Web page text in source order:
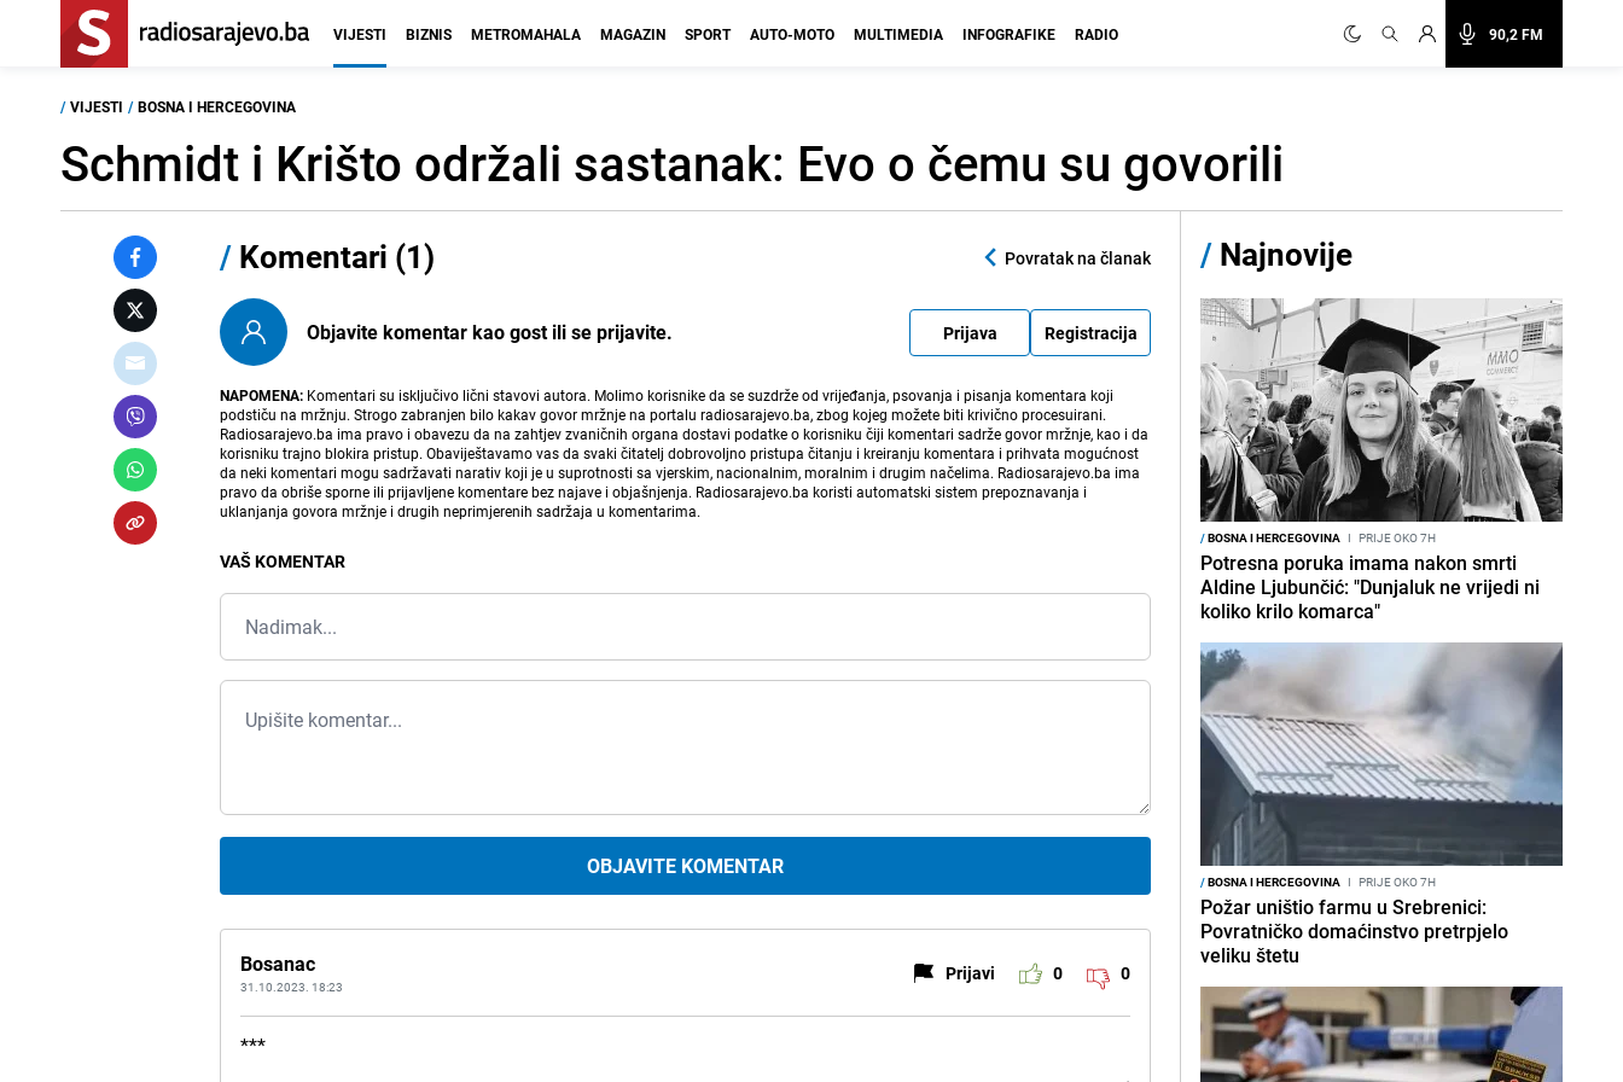
90,2 FM
VIJESTI BIZNIS METROMAHALA MAGAZIN SPORT AUTO-MOTO MULTIMEDIA INFOGRAFIKE RADIO
/ VIJESTI / BOSNA I HERCEGOVINA
Schmidt i Krišto održali sastanak: Evo o čemu su govorili
/ Komentari (1) Povratak na članak
Objavite komentar kao gost ili se prijavite. Prijava Registracija
NAPOMENA: Komentari su isključivo lični stavovi autora. Molimo korisnike da se suzdrže od vrijeđanja, psovanja i pisanja komentara koji
podstiču na mržnju. Strogo zabranjen bilo kakav govor mržnje na portalu radiosarajevo.ba, zbog kojeg možete biti krivično procesuirani.
Radiosarajevo.ba ima pravo i obavezu da na zahtjev zvaničnih organa dostavi podatke o korisniku čiji komentari sadrže govor mržnje, kao i da
korisniku trajno blokira pristup. Obaviještavamo vas da svaki čitatelj dobrovoljno pristupa čitanju i kreiranju komentara i prihvata mogućnost
da neki komentari mogu sadržavati narativ koji je u suprotnosti sa vjerskim, nacionalnim, moralnim i drugim načelima. Radiosarajevo.ba ima
pravo da obriše sporne ili prijavljene komentare bez najave i objašnjenja. Radiosarajevo.ba koristi automatski sistem prepoznavanja i
uklanjanja govora mržnje i drugih neprimjerenih sadržaja u komentarima.
VAŠ KOMENTAR
OBJAVITE KOMENTAR
Bosanac
31.10.2023. 18:23
Prijavi 0 0
***
/ Najnovije
/BOSNA I HERCEGOVINA I PRIJE OKO 7H
Potresna poruka imama nakon smrti
Aldine Ljubunčić: "Dunjaluk ne vrijedi ni
koliko krilo komarca"
/BOSNA I HERCEGOVINA I PRIJE OKO 7H
Požar uništio farmu u Srebrenici:
Povratničko domaćinstvo pretrpjelo
veliku štetu